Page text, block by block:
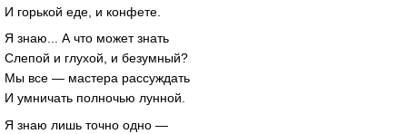
И горькой еде, и конфете.
Я знаю... А что может знать
Слепой и глухой, и безумный?
Мы все — мастера рассуждать
И умничать полночью лунной.
Я знаю лишь точно одно —